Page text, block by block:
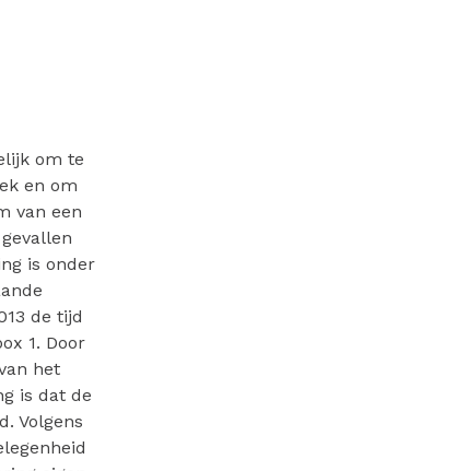
om te
en om
van een
is onder
de tijd
1. Door
het
is dat de
Volgens